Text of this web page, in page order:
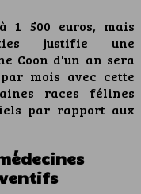
1 500 euros, mais
justifie une
Coon d'un an sera
mois avec cette
races félines
par rapport aux